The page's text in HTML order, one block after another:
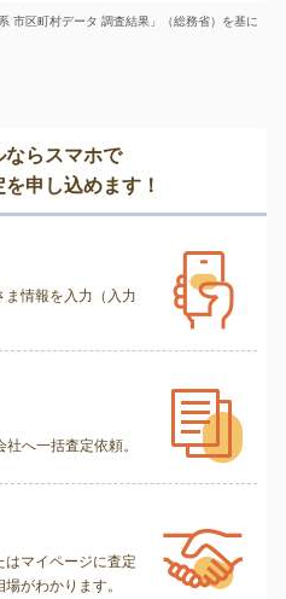
市区町村データ 調査結果」（総務省）を基に
ならスマホで
申し込めます！
情報を入力（入力
へ一括査定依頼。
マイページに査定
がわかります。